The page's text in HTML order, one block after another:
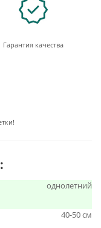
Гарантия качества
однолетний
40-50 см